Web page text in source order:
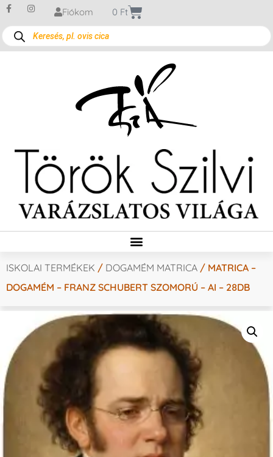
Fiókom 0 Ft
ISKOLAI TERMÉKEK / DOGAMÉM MATRICA / MATRICA –
DOGAMÉM – FRANZ SCHUBERT SZOMORÚ – AI – 28DB